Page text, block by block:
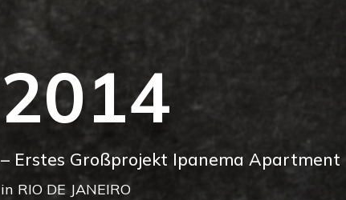
2014
– Erstes Großprojekt Ipanema Apartment
in RIO DE JANEIRO